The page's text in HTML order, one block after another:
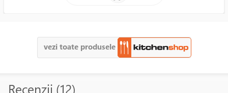
vezi toate produsele
Recenzii (12)